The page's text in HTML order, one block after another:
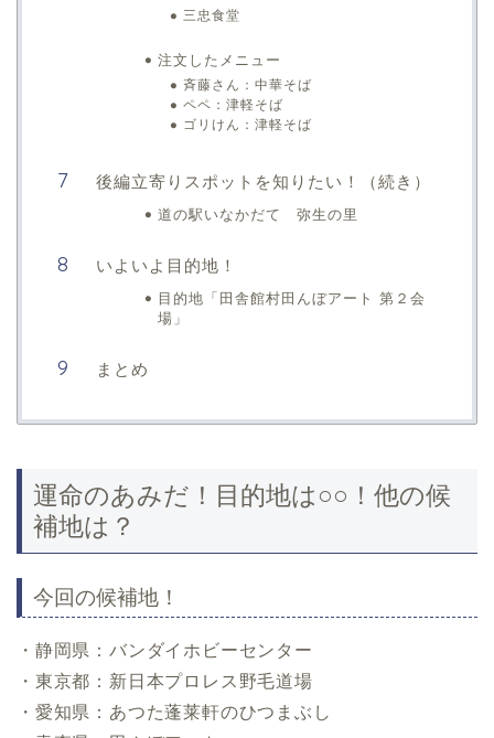
三忠食堂
注文したメニュー
斉藤さん：中華そば
ペペ：津軽そば
ゴリけん：津軽そば
後編立寄りスポットを知りたい！（続き）
道の駅いなかだて 弥生の里
いよいよ目的地！
目的地「田舎館村田んぼアート 第２会
場」
まとめ
運命のあみだ！目的地は○○！他の候
補地は？
今回の候補地！
・静岡県：バンダイホビーセンター
・東京都：新日本プロレス野毛道場
・愛知県：あつた蓬莱軒のひつまぶし